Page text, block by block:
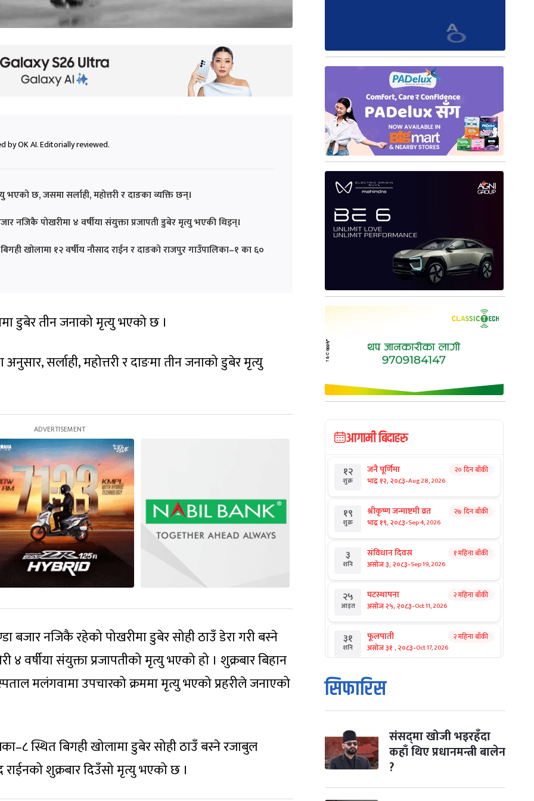
by OK AI. Editorially reviewed.
छ, जसमा सर्लाही, महोत्तरी र दाङका व्यक्ति छन्।
नजिकै पोखरीमा ४ वर्षीया संयुक्ता प्रजापती डुबेर मृत्यु भएकी थिइन्।
खोलामा १२ वर्षीय नौसाद राईन र दाङको राजपुर गाउँपालिका–१ का ६०
डुबेर तीन जनाको मृत्यु भएको छ ।
सर्लाही, महोत्तरी र दाङमा तीन जनाको डुबेर मृत्यु
बजार नजिकै रहेको पोखरीमा डुबेर सोही ठाउँ डेरा गरी बस्ने
४ वर्षीया संयुक्ता प्रजापतीको मृत्यु भएको हो । शुक्रबार बिहान
मलंगवामा उपचारको क्रममा मृत्यु भएको प्रहरीले जनाएको
स्थित बिगही खोलामा डुबेर सोही ठाउँ बस्ने रजाबुल
राईनको शुक्रबार दिउँसो मृत्यु भएको छ ।
आगामी बिदाहरु
१२
शुक्र
जनै पूर्णिमा
भाद्र १२, २०८३-Aug 28, 2026
२० दिन बाँकी
१९
शुक्र
श्रीकृष्ण जन्माष्टमी व्रत
भाद्र १९, २०८३-Sep 4, 2026
२७ दिन बाँकी
३
शनि
संविधान दिवस
असोज ३, २०८३-Sep 19, 2026
१ महिना बाँकी
२५
आइत
घटस्थापना
असोज २५, २०८३-Oct 11, 2026
२ महिना बाँकी
३१
शनि
फूलपाती
असोज ३१ , २०८३-Oct 17, 2026
२ महिना बाँकी
१
आइत
कार्तिक सङ्क्रान्ति
कार्तिक १, २०८३
मंगल कार्तिक ३, २०८३-Oct 20, 2026
४
बुध
विजयादशमी
कार्तिक ४, २०८३
सिफारिस
संसद्‌मा खोजी भइरहँदा
कहाँ थिए प्रधानमन्त्री बालेन
?